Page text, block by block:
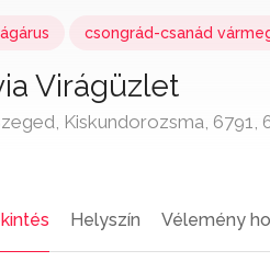
csongrád-csanád
Virágüzlet
Kiskundorozsma, 6791,
Helyszín Vélemény